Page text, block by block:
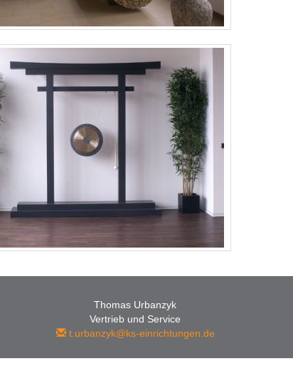
Thomas Urbanzyk
Vertrieb und Service
t.urbanzyk@ks-einrichtungen.de